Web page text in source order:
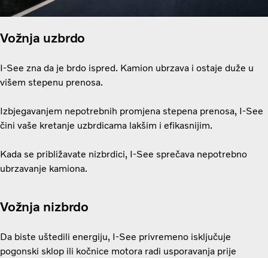
Vožnja uzbrdo
I-See zna da je brdo ispred. Kamion ubrzava i ostaje duže u
višem stepenu prenosa.
Izbjegavanjem nepotrebnih promjena stepena prenosa, I-See
čini vaše kretanje uzbrdicama lakšim i efikasnijim.
Kada se približavate nizbrdici, I-See sprečava nepotrebno
ubrzavanje kamiona.
Vožnja nizbrdo
Da biste uštedili energiju, I-See privremeno isključuje
pogonski sklop ili kočnice motora radi usporavanja prije